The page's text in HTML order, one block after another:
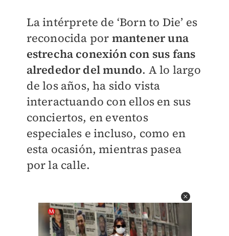
La intérprete de ‘Born to Die’ es
reconocida por mantener una
estrecha conexión con sus fans
alrededor del mundo. A lo largo
de los años, ha sido vista
interactuando con ellos en sus
conciertos, en eventos
especiales e incluso, como en
esta ocasión, mientras pasea
por la calle.